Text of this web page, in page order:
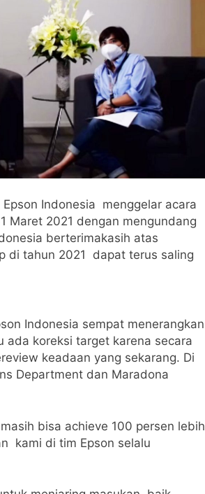
Indonesia menggelar acara
Maret 2021 dengan mengundang
berterimakasih atas
di tahun 2021 dapat terus saling
Indonesia sempat menerangkan
koreksi target karena secara
keadaan yang sekarang. Di
Department dan Maradona
bisa achieve 100 persen lebih
kami di tim Epson selalu